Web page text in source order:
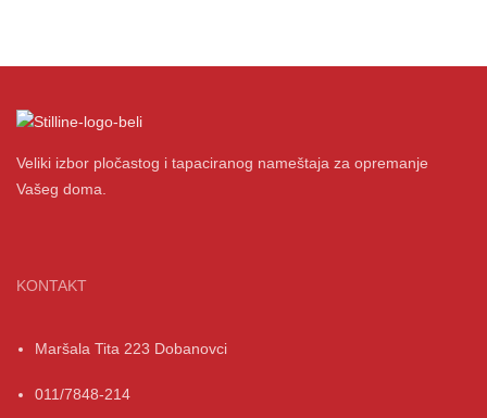
Veliki izbor pločastog i tapaciranog nameštaja za opremanje
Vašeg doma.
KONTAKT
Maršala Tita 223 Dobanovci
011/7848-214